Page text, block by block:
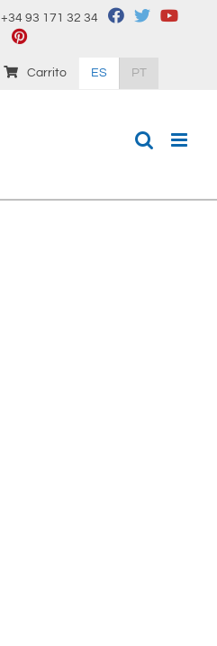
+34 93 171 32 34
Carrito ES PT